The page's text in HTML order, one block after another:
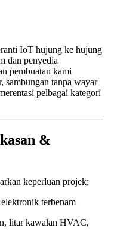
IoT hujung ke hujung
dan penyedia
pembuatan kami
sambungan tanpa wayar
pelbagai kategori
&
keperluan projek:
terbenam
litar kawalan HVAC,